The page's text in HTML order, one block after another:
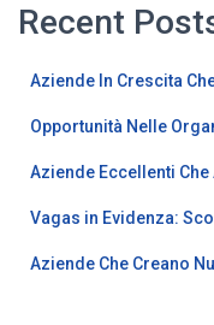
Recent
Aziende In Crescita
Opportunità Nelle
Aziende Eccellenti
Vagas in Evidenza:
Aziende Che Creano